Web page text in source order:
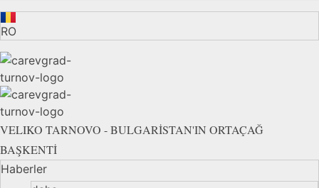
RO
VELIKO TARNOVO - BULGARİSTAN'IN ORTAÇAĞ
BAŞKENTİ
Haberler